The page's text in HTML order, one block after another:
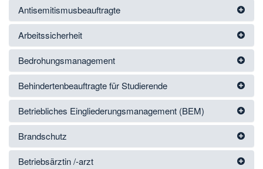
Antisemitismusbeauftragte
Arbeitssicherheit
Bedrohungsmanagement
Behindertenbeauftragte für Studierende
Betriebliches Eingliederungsmanagement (BEM)
Brandschutz
Betriebsärztin /-arzt